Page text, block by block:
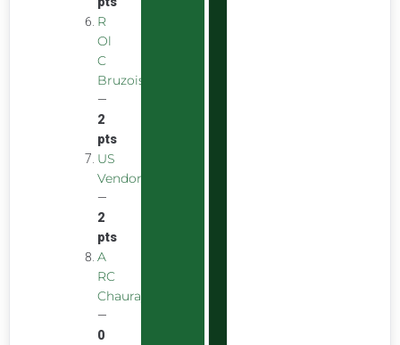
R
Ol
C
Bruzois
—
2
pts
US
Vendomoise
—
2
pts
A
RC
Chauray
—
0